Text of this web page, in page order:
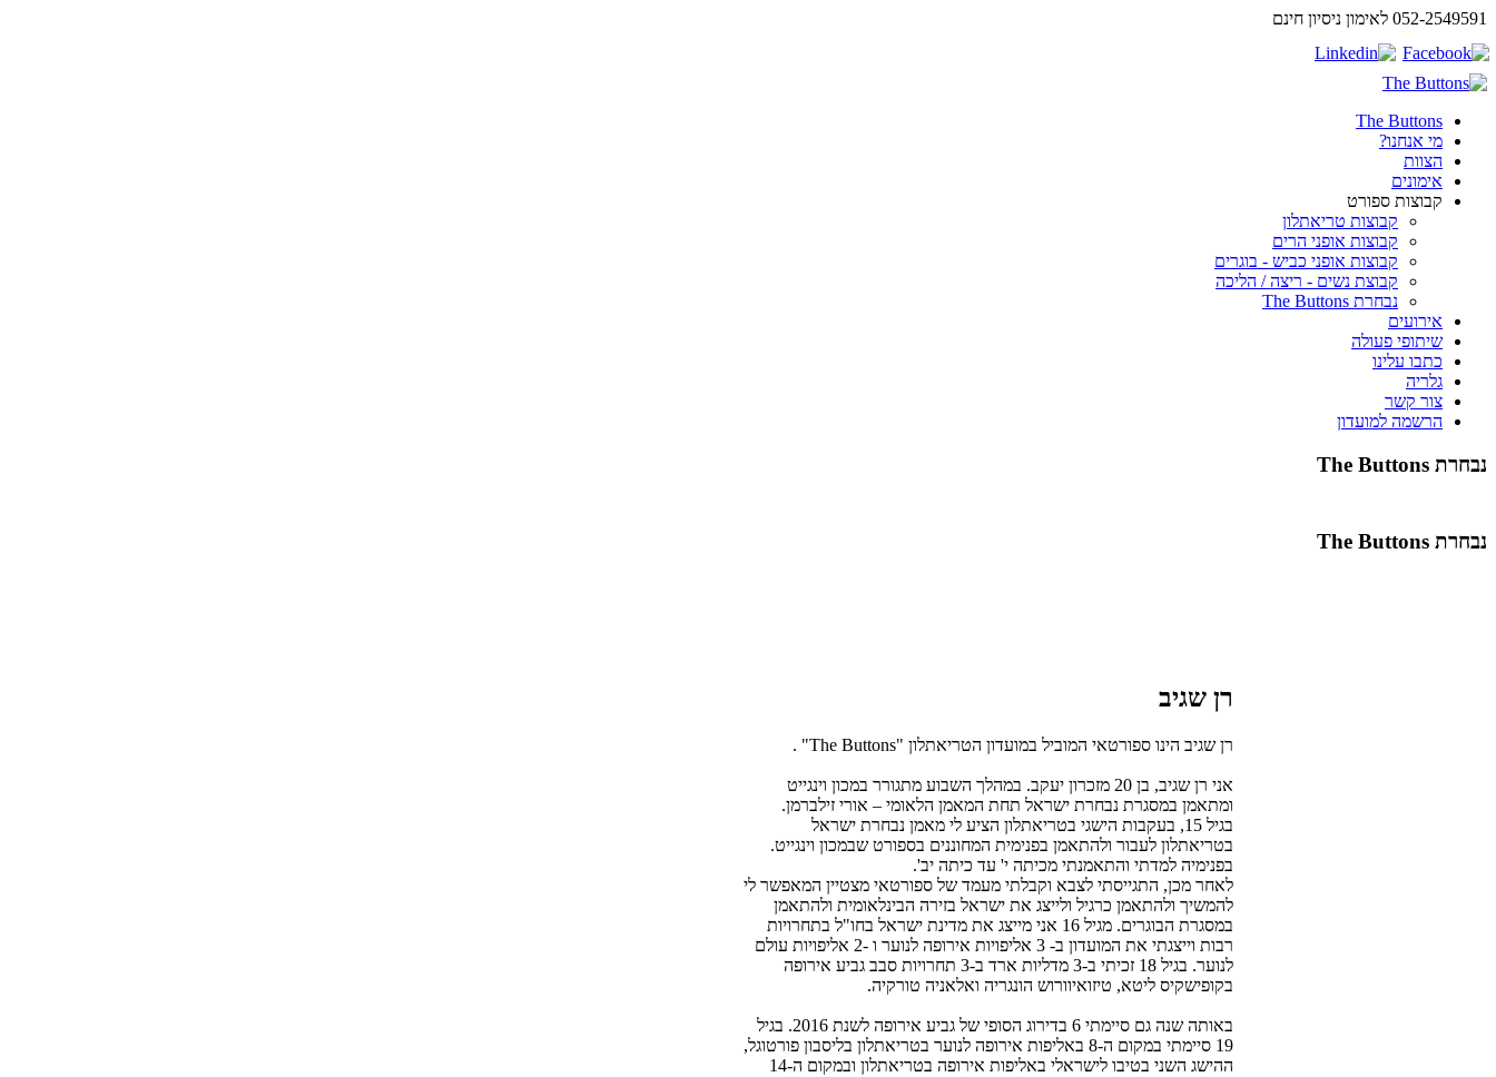
052-2549591 לאימון ניסיון חינם
The Buttons
מי אנחנו?
הצוות
אימונים
קבוצות ספורט
קבוצות טריאתלון
קבוצות אופני הרים
קבוצות אופני כביש - בוגרים
קבוצת נשים - ריצה / הליכה
נבחרת The Buttons
אירועים
שיתופי פעולה
כתבו עלינו
גלריה
צור קשר
הרשמה למועדון
נבחרת The Buttons
נבחרת The Buttons
רן שגיב
רן שגיב הינו ספורטאי המוביל במועדון הטריאתלון "The Buttons" .
אני רן שגיב, בן 20 מזכרון יעקב. במהלך השבוע מתגורר במכון וינגייט
ומתאמן במסגרת נבחרת ישראל תחת המאמן הלאומי – אורי זילברמן.
בגיל 15, בעקבות הישגי בטריאתלון הציע לי מאמן נבחרת ישראל
בטריאתלון לעבור ולהתאמן בפנימית המחוננים בספורט שבמכון וינגייט.
בפנימיה למדתי והתאמנתי מכיתה י' עד כיתה יב'.
לאחר מכן, התגייסתי לצבא וקבלתי מעמד של ספורטאי מצטיין המאפשר לי
להמשיך ולהתאמן כרגיל ולייצג את ישראל בזירה הבינלאומית ולהתאמן
במסגרת הבוגרים. מגיל 16 אני מייצג את מדינת ישראל בחו"ל בתחרויות
רבות וייצגתי את המועדון ב- 3 אליפויות אירופה לנוער ו -2 אליפויות עולם
לנוער. בגיל 18 זכיתי ב-3 מדליות ארד ב-3 תחרויות סבב גביע אירופה
בקופישקיס ליטא, טיזואיוורוש הונגריה ואלאניה טורקיה.
באותה שנה גם סיימתי 6 בדירוג הסופי של גביע אירופה לשנת 2016. בגיל
19 סיימתי במקום ה-8 באליפות אירופה לנוער בטריאתלון בליסבון פורטוגל,
ההישג השני בטיבו לישראלי באליפות אירופה בטריאתלון ובמקום ה-14